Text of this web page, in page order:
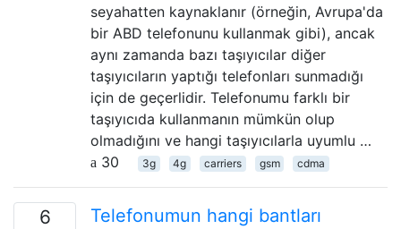
seyahatten kaynaklanır (örneğin, Avrupa'da
bir ABD telefonunu kullanmak gibi), ancak
aynı zamanda bazı taşıyıcılar diğer
taşıyıcıların yaptığı telefonları sunmadığı
için de geçerlidir. Telefonumu farklı bir
taşıyıcıda kullanmanın mümkün olup
olmadığını ve hangi taşıyıcılarla uyumlu …
30
3g 4g carriers gsm cdma
6
Telefonumun hangi bantları